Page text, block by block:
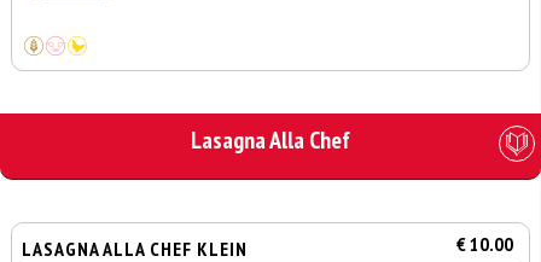
Lasagna Alla Chef
LASAGNA ALLA CHEF KLEIN € 10.00